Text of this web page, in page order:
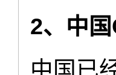
2、中
中国已